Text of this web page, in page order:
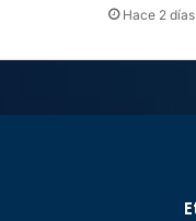
Hace 2 días